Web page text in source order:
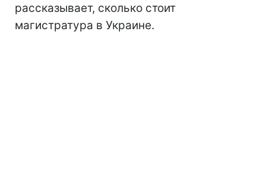
рассказывает, сколько стоит
магистратура в Украине.